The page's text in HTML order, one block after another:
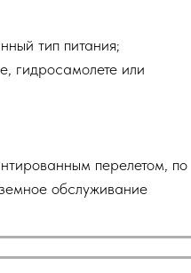
тип питания;
гидросамолете или
перелетом, по
обслуживание